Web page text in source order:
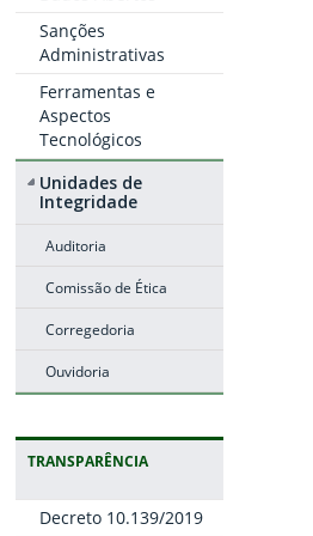
Sanções
Administrativas
Ferramentas e
Aspectos
Tecnológicos
Unidades de
Integridade
Auditoria
Comissão de Ética
Corregedoria
Ouvidoria
TRANSPARÊNCIA
Decreto 10.139/2019